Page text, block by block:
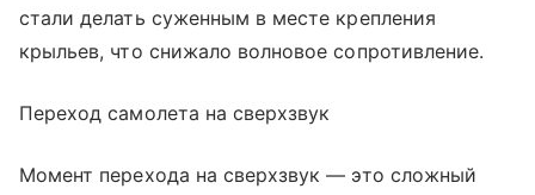
стали делать суженным в месте крепления
крыльев, что снижало волновое сопротивление.
Переход самолета на сверхзвук
Момент перехода на сверхзвук — это сложный